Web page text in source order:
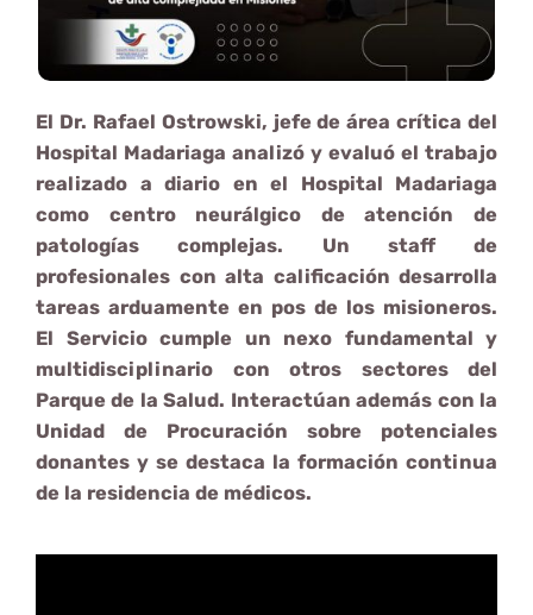
El Dr. Rafael Ostrowski, jefe de área crítica del
Hospital Madariaga analizó y evaluó el trabajo
realizado a diario en el Hospital Madariaga
como centro neurálgico de atención de
patologías complejas. Un staff de
profesionales con alta calificación desarrolla
tareas arduamente en pos de los misioneros.
El Servicio cumple un nexo fundamental y
multidisciplinario con otros sectores del
Parque de la Salud. Interactúan además con la
Unidad de Procuración sobre potenciales
donantes y se destaca la formación continua
de la residencia de médicos.